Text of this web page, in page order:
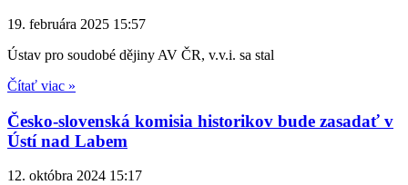
19. februára 2025 15:57
Ústav pro soudobé dějiny AV ČR, v.v.i. sa stal
Čítať viac »
Česko-slovenská komisia historikov bude zasadať v
Ústí nad Labem
12. októbra 2024 15:17